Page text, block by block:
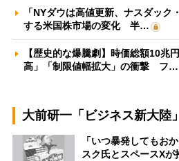
「NYダウは高値更新、ナスダッ
する米国株市場の変化 半…
【歴史的な爆騰劇】時価総額10兆
高」「制限値幅拡大」の衝撃 フ…
大前研一「ビジネス新大陸
「いつ暴発してもお
スク氏とスペースX